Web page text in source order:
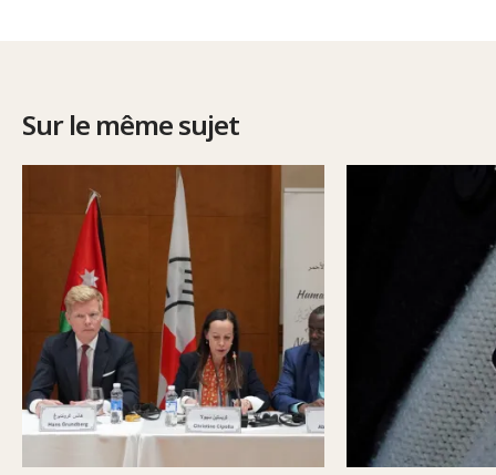
Sur le même sujet